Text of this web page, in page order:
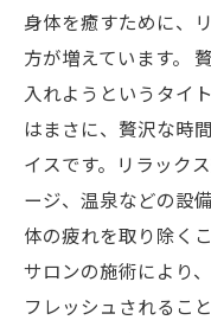
身体を癒すために、
方が増えています。
入れようというタイ
はまさに、贅沢な時
イスです。リラック
ージ、温泉などの設
体の疲れを取り除く
サロンの施術により
フレッシュされるこ